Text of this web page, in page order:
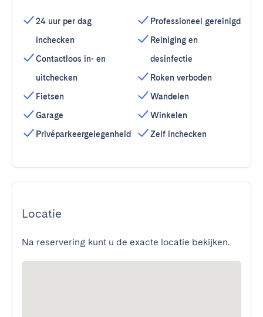
24 uur per dag
inchecken
Contactloos in- en
uitchecken
Fietsen
Garage
Privéparkeergelegenheid
Professioneel gereinigd
Reiniging en
desinfectie
Roken verboden
Wandelen
Winkelen
Zelf inchecken
Locatie
Na reservering kunt u de exacte locatie bekijken.